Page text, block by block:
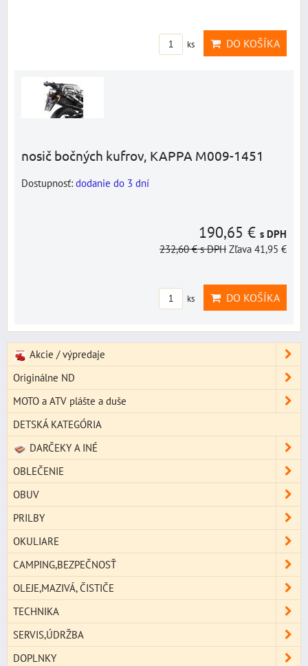
ks DO KOŠÍKA
nosič bočných kufrov, KAPPA M009-1451
Dostupnosť: dodanie do 3 dní
190,65 € s DPH
232,60 €s DPH Zľava 41,95 €
ks DO KOŠÍKA
Akcie / výpredaje
Originálne ND
MOTO a ATV plášte a duše
DETSKÁ KATEGÓRIA
DARČEKY A INÉ
OBLEČENIE
OBUV
PRILBY
OKULIARE
CAMPING,BEZPEČNOSŤ
OLEJE,MAZIVÁ, ČISTIČE
TECHNIKA
SERVIS,ÚDRŽBA
DOPLNKY